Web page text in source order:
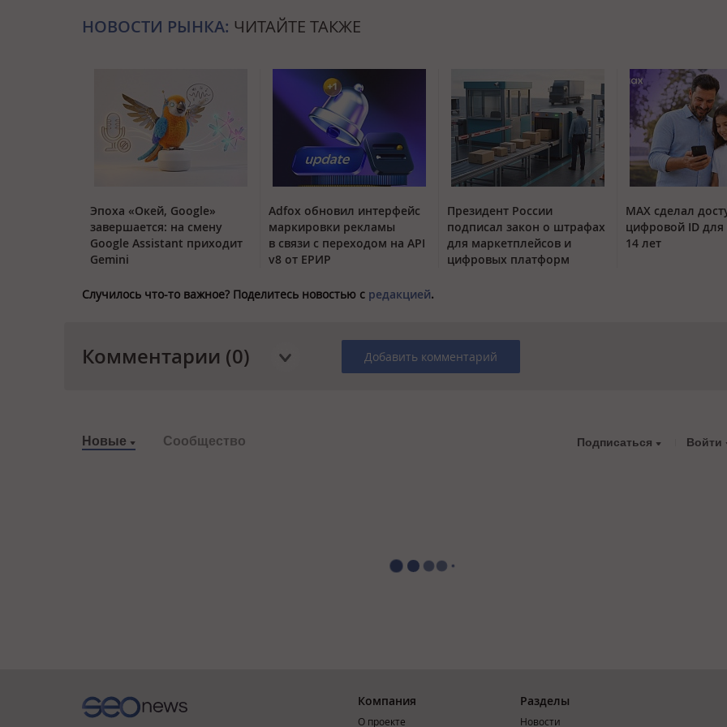
НОВОСТИ РЫНКА: ЧИТАЙТЕ ТАКЖЕ
Эпоха «Окей, Google»
завершается: на смену
Google Assistant приходит
Gemini
Adfox обновил интерфейс
маркировки рекламы
в связи с переходом на API
v8 от ЕРИР
Президент России
подписал закон о штрафах
для маркетплейсов и
цифровых платформ
MAX сделал
цифровой ID для
14 лет
Случилось что-то важное? Поделитесь новостью с редакцией.
Комментарии (0) Добавить комментарий
Новые Сообщество Подписаться Войти
Компания
О проекте
Разделы
Новости